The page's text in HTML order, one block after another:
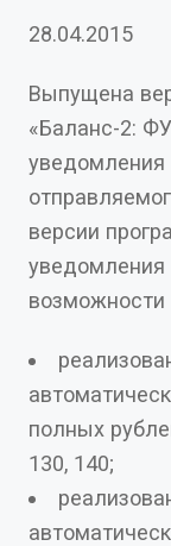
28.04.2015
Выпущена
«Баланс-2: ФУоКС
уведомления
отправляемого в
версии
уведомления
возможности
автоматического округления
полных
130, 140;
автоматического